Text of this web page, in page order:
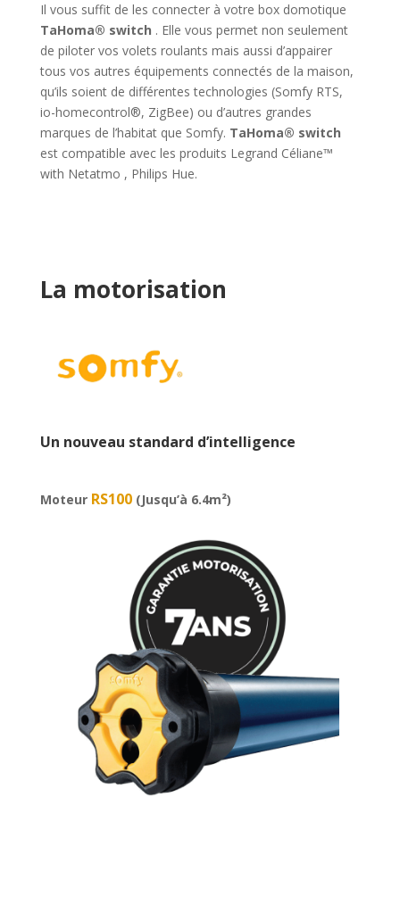
Il vous suffit de les connecter à votre box domotique
TaHoma® switch . Elle vous permet non seulement
de piloter vos volets roulants mais aussi d’appairer
tous vos autres équipements connectés de la maison,
qu’ils soient de différentes technologies (Somfy RTS,
io-homecontrol®, ZigBee) ou d’autres grandes
marques de l’habitat que Somfy. TaHoma® switch
est compatible avec les produits Legrand Céliane™
with Netatmo , Philips Hue.
La motorisation
Un nouveau standard d’intelligence
Moteur RS100(Jusqu’à 6.4m²)